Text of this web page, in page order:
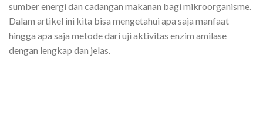
sumber energi dan cadangan makanan bagi mikroorganisme.
Dalam artikel ini kita bisa mengetahui apa saja manfaat
hingga apa saja metode dari uji aktivitas enzim amilase
dengan lengkap dan jelas.